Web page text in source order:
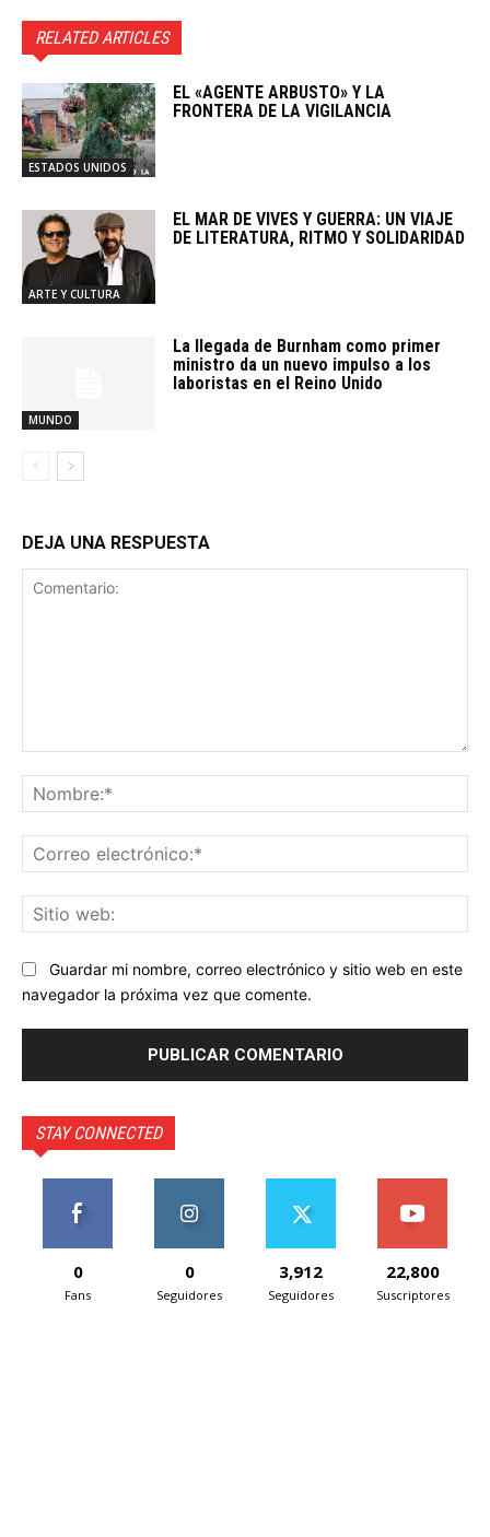
RELATED ARTICLES
ESTADOS UNIDOS
EL «AGENTE ARBUSTO» Y LA
FRONTERA DE LA VIGILANCIA
ARTE Y CULTURA
EL MAR DE VIVES Y GUERRA: UN VIAJE
DE LITERATURA, RITMO Y SOLIDARIDAD
MUNDO
La llegada de Burnham como primer
ministro da un nuevo impulso a los
laboristas en el Reino Unido
DEJA UNA RESPUESTA
Guardar mi nombre, correo electrónico y sitio web en este
navegador la próxima vez que comente.
STAY CONNECTED
0
Fans
0
Seguidores
3,912
Seguidores
22,800
Suscriptores